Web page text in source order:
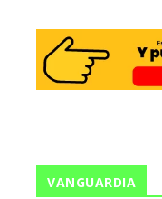
VANGUARDIA